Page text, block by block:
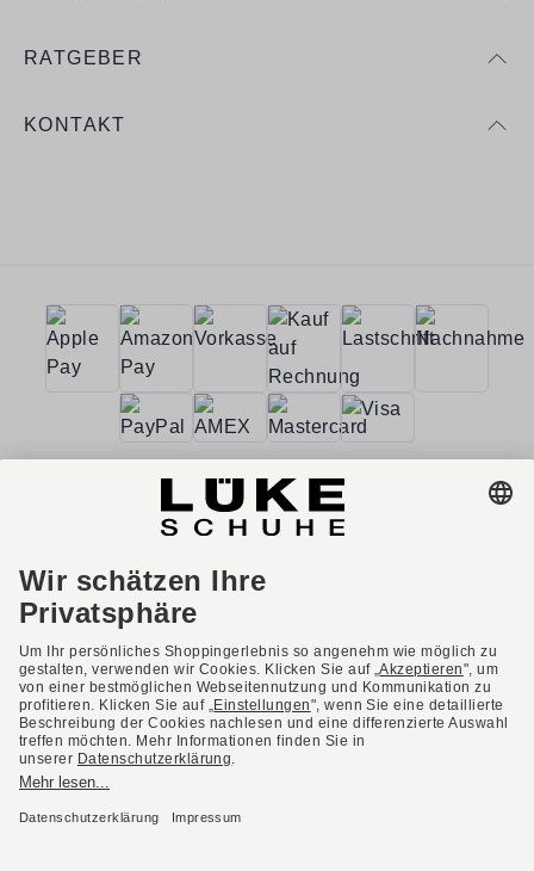
RATGEBER
KONTAKT
AGB Barrierefreiheit
Impressum
Datenschutzerklärung
Datenschutzeinstellungen